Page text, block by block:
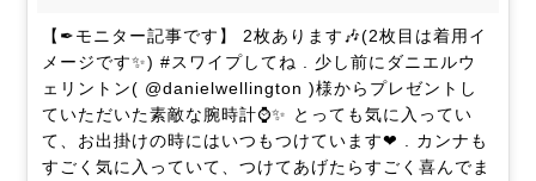
【✒モニター記事です】 2枚あります🎶(2枚目は着用イ
メージです✨) #スワイプしてね . 少し前にダニエルウ
ェリントン( @danielwellington )様からプレゼントし
ていただいた素敵な腕時計⌚✨ とっても気に入ってい
て、お出掛けの時にはいつもつけています❤ . カンナも
すごく気に入っていて、つけてあげたらすごく喜んでま